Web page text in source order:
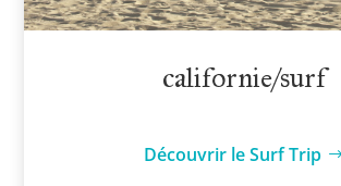
californie/surf
Découvrir le Surf Trip